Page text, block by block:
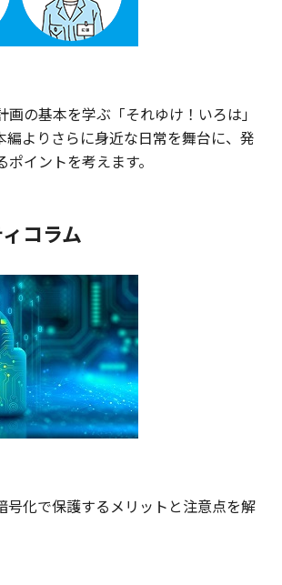
画の基本を学ぶ「それゆけ！いろは」
編よりさらに身近な日常を舞台に、発
イントを考えます。
コラム
号化で保護するメリットと注意点を解